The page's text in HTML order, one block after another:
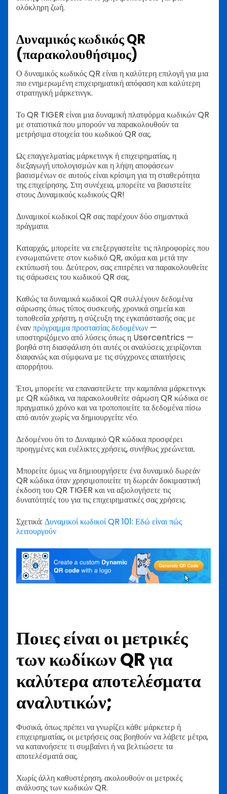
ολόκληρη ζωή.
Δυναμικός κωδικός QR
(παρακολουθήσιμος)
Ο δυναμικός κωδικός QR είναι η καλύτερη επιλογή για μια
πιο ενημερωμένη επιχειρηματική απόφαση και καλύτερη
στρατηγική μάρκετινγκ.
Το QR TIGER είναι μια δυναμική πλατφόρμα κωδικών QR
με στατιστικά που μπορούν να παρακολουθούν τα
μετρήσιμα στοιχεία του κωδικού QR σας.
Ως επαγγελματίας μάρκετινγκ ή επιχειρηματίας, η
διεξαγωγή υπολογισμών και η λήψη αποφάσεων
βασισμένων σε αυτούς είναι κρίσιμη για τη σταθερότητα
της επιχείρησης. Στη συνέχεια, μπορείτε να βασιστείτε
στους Δυναμικούς κωδικούς QR!
Δυναμικοί κωδικοί QR σας παρέχουν δύο σημαντικά
πράγματα.
Καταρχάς, μπορείτε να επεξεργαστείτε τις πληροφορίες που
ενσωματώνετε στον κωδικό QR, ακόμα και μετά την
εκτύπωσή του. Δεύτερον, σας επιτρέπει να παρακολουθείτε
τις σάρωσεις του κωδικού QR σας.
Καθώς τα δυναμικά κωδικοί QR συλλέγουν δεδομένα
σάρωσης όπως τύπος συσκευής, χρονικά σημεία και
τοποθεσία χρήστη, η σύζευξη της εγκατάστασής σας με
ένανπρόγραμμα προστασίας δεδομένων —
υποστηριζόμενο από λύσεις όπως η Usercentrics —
βοηθά στη διασφάλιση ότι αυτές οι αναλύσεις χειρίζονται
διαφανώς και σύμφωνα με τις σύγχρονες απαιτήσεις
απορρήτου.
Έτσι, μπορείτε να επαναστείλετε την καμπάνια μάρκετινγκ
με QR κώδικα, να παρακολουθείτε σάρωση QR κώδικα σε
πραγματικό χρόνο και να τροποποιείτε τα δεδομένα πίσω
από αυτόν χωρίς να δημιουργείτε νέο.
Δεδομένου ότι το Δυναμικό QR κώδικα προσφέρει
προηγμένες και ευέλικτες χρήσεις, συνήθως χρεώνεται.
Μπορείτε όμως να δημιουργήσετε ένα δυναμικό δωρεάν
QR κώδικα όταν χρησιμοποιείτε τη δωρεάν δοκιμαστική
έκδοση του QR TIGER και να αξιολογήσετε τις
δυνατότητές του για τις επιχειρηματικές σας χρήσεις.
Σχετικά: Δυναμικοί κωδικοί QR 101: Εδώ είναι πώς
λειτουργούν
Ποιες είναι οι μετρικές
των κωδίκων QR για
καλύτερα αποτελέσματα
αναλυτικών;
Φυσικά, όπως πρέπει να γνωρίζει κάθε μάρκετερ ή
επιχειρηματίας, οι μετρήσεις σας βοηθούν να λάβετε μέτρα,
να κατανοήσετε τι συμβαίνει ή να βελτιώσετε τα
αποτελέσματά σας.
Χωρίς άλλη καθυστέρηση, ακολουθούν οι μετρικές
ανάλυσης των κωδικών QR.